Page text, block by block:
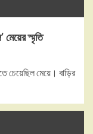
মেয়ের স্মৃতি
চেয়েছিল মেয়ে। বাড়ির